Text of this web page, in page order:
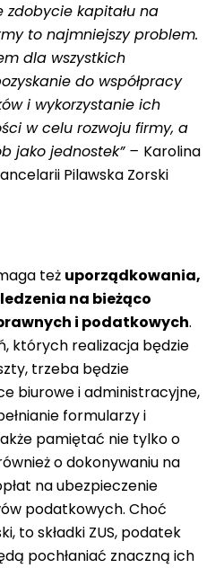
zdobycie kapitału na
to najmniejszy problem.
dla wszystkich
do współpracy
i wykorzystanie ich
w celu rozwoju firmy, a
jako jednostek” – Karolina
Pilawska Zorski
też uporządkowania,
na bieżąco
i podatkowych.
których realizacja będzie
trzeba będzie
biurowe i administracyjne,
formularzy i
pamiętać nie tylko o
o dokonywaniu na
na ubezpieczenie
podatkowych. Choć
to składki ZUS, podatek
pochłaniać znaczną ich